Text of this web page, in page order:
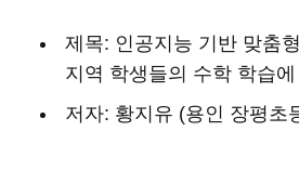
제목: 인공지능 기반 맞춤
지역 학생들의 수학 학습
저자: 황지유 (용인 장평초